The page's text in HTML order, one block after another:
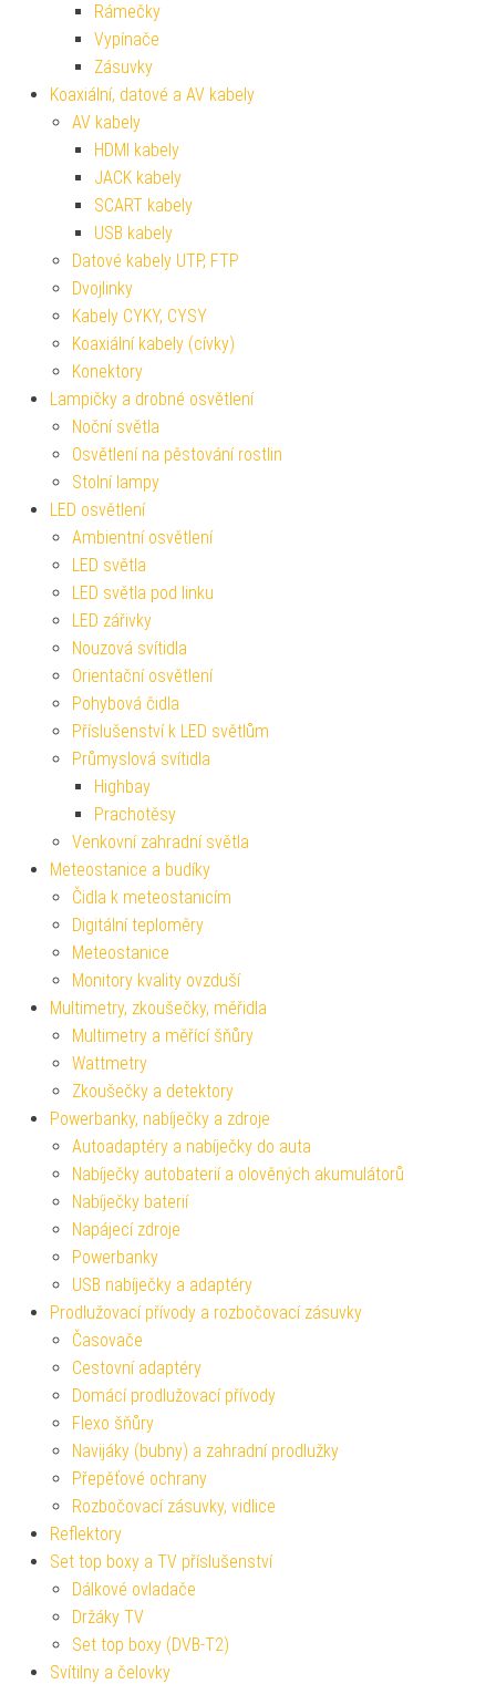
Rámečky
Vypínače
Zásuvky
Koaxiální, datové a AV kabely
AV kabely
HDMI kabely
JACK kabely
SCART kabely
USB kabely
Datové kabely UTP, FTP
Dvojlinky
Kabely CYKY, CYSY
Koaxiální kabely (cívky)
Konektory
Lampičky a drobné osvětlení
Noční světla
Osvětlení na pěstování rostlin
Stolní lampy
LED osvětlení
Ambientní osvětlení
LED světla
LED světla pod linku
LED zářivky
Nouzová svítidla
Orientační osvětlení
Pohybová čidla
Příslušenství k LED světlům
Průmyslová svítidla
Highbay
Prachotěsy
Venkovní zahradní světla
Meteostanice a budíky
Čidla k meteostanicím
Digitální teploměry
Meteostanice
Monitory kvality ovzduší
Multimetry, zkoušečky, měřidla
Multimetry a měřící šňůry
Wattmetry
Zkoušečky a detektory
Powerbanky, nabíječky a zdroje
Autoadaptéry a nabíječky do auta
Nabíječky autobaterií a olověných akumulátorů
Nabíječky baterií
Napájecí zdroje
Powerbanky
USB nabíječky a adaptéry
Prodlužovací přívody a rozbočovací zásuvky
Časovače
Cestovní adaptéry
Domácí prodlužovací přívody
Flexo šňůry
Navijáky (bubny) a zahradní prodlužky
Přepěťové ochrany
Rozbočovací zásuvky, vidlice
Reflektory
Set top boxy a TV příslušenství
Dálkové ovladače
Držáky TV
Set top boxy (DVB-T2)
Svítilny a čelovky